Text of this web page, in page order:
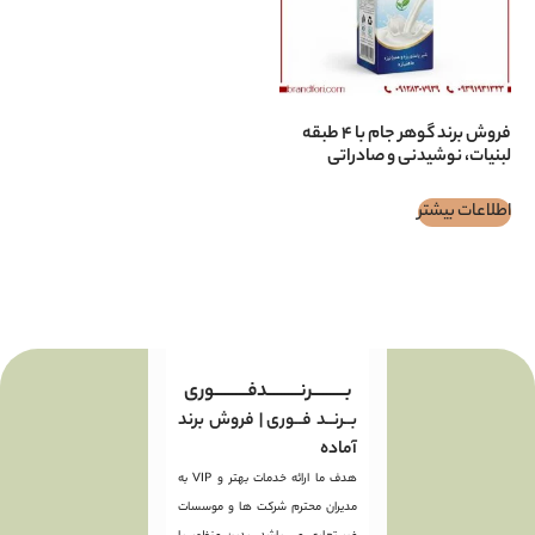
فروش برند گوهر جام با ۴ طبقه
و صادراتی
بـــــــــرنـــــــــدفـــــــــوری
بــرنــد فــوری | فروش برند
هدف ما ارائه خدمات بهتر و VIP به
مدیران محترم شرکت ها و موسسات